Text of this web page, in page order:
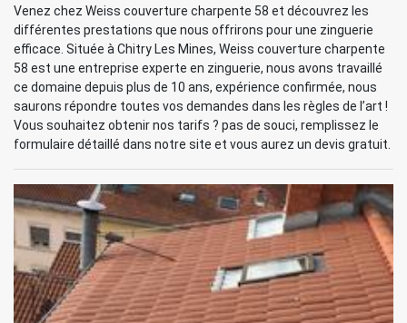
Venez chez Weiss couverture charpente 58 et découvrez les
différentes prestations que nous offrirons pour une zinguerie
efficace. Située à Chitry Les Mines, Weiss couverture charpente
58 est une entreprise experte en zinguerie, nous avons travaillé
ce domaine depuis plus de 10 ans, expérience confirmée, nous
saurons répondre toutes vos demandes dans les règles de l’art !
Vous souhaitez obtenir nos tarifs ? pas de souci, remplissez le
formulaire détaillé dans notre site et vous aurez un devis gratuit.